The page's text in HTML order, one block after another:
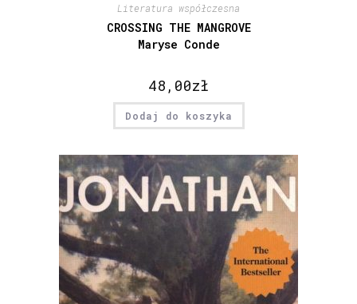
Literatura współczesna
CROSSING THE MANGROVE
Maryse Conde
48,00zł
Dodaj do koszyka